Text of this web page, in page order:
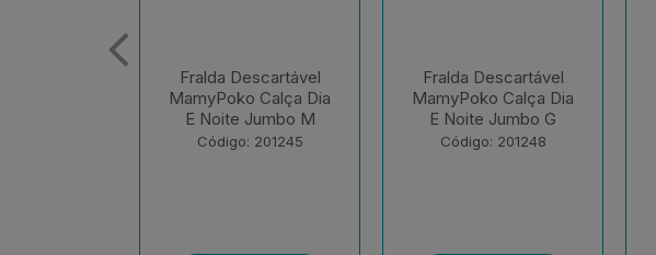
Fralda Descartável
MamyPoko Calça Dia
E Noite Jumbo G
Código: 201248
Fralda Descartável
MamyPoko Calça Dia
E Noite Jumbo XXG
Código: 201249